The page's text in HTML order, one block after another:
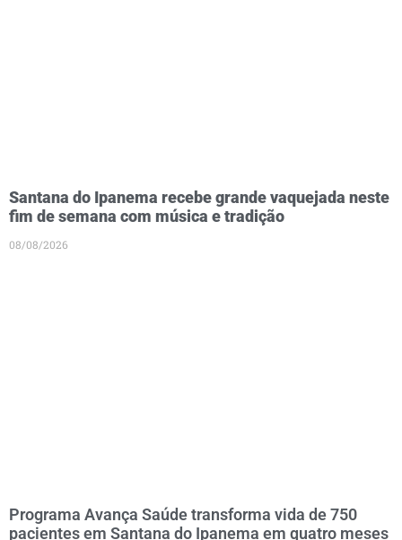
Santana do Ipanema recebe grande vaquejada neste
fim de semana com música e tradição
08/08/2026
Programa Avança Saúde transforma vida de 750
pacientes em Santana do Ipanema em quatro meses